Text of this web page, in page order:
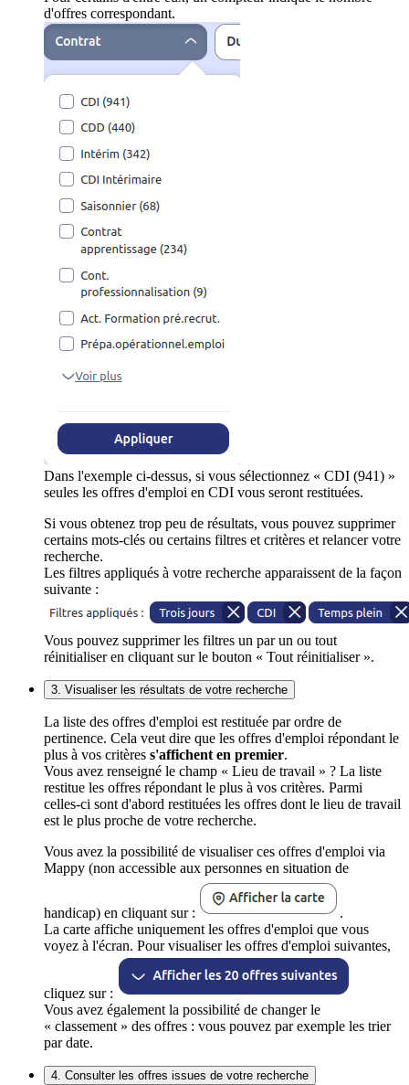
d'offres correspondant.
Dans l'exemple ci-dessus, si vous sélectionnez « CDI (941) »
seules les offres d'emploi en CDI vous seront restituées.
Si vous obtenez trop peu de résultats, vous pouvez supprimer
certains mots-clés ou certains filtres et critères et relancer votre
recherche.
Les filtres appliqués à votre recherche apparaissent de la façon
suivante :
Vous pouvez supprimer les filtres un par un ou tout
réinitialiser en cliquant sur le bouton « Tout réinitialiser ».
3. Visualiser les résultats de votre recherche
La liste des offres d'emploi est restituée par ordre de
pertinence. Cela veut dire que les offres d'emploi répondant le
plus à vos critères s'affichent en premier.
Vous avez renseigné le champ « Lieu de travail » ? La liste
restitue les offres répondant le plus à vos critères. Parmi
celles-ci sont d'abord restituées les offres dont le lieu de travail
est le plus proche de votre recherche.
Vous avez la possibilité de visualiser ces offres d'emploi via
Mappy (non accessible aux personnes en situation de
handicap) en cliquant sur :
.
La carte affiche uniquement les offres d'emploi que vous
voyez à l'écran. Pour visualiser les offres d'emploi suivantes,
cliquez sur :
Vous avez également la possibilité de changer le
« classement » des offres : vous pouvez par exemple les trier
par date.
4. Consulter les offres issues de votre recherche